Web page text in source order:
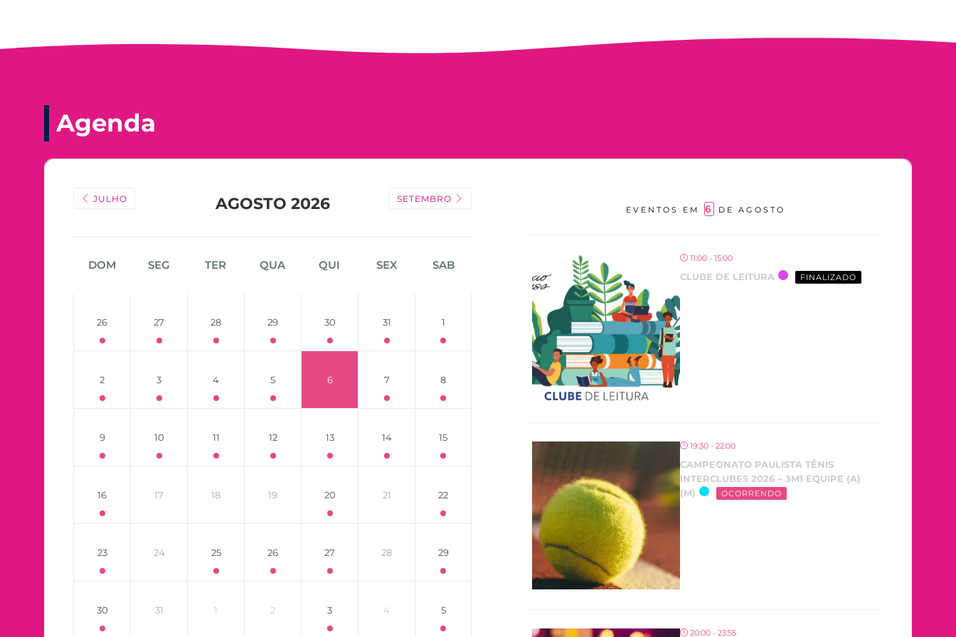
Agenda
JULHO AGOSTO 2026 SETEMBRO
DOM SEG TER QUA QUI SEX SAB
26 27 28 29 30 31 1
2 3 4 5 6 7 8
9 10 11 12 13 14 15
16 17 18 19 20 21 22
23 24 25 26 27 28 29
30 31 1 2 3 4 5
EVENTOS EM 6 DE AGOSTO
11:00 - 15:00
CLUBE DE LEITURA FINALIZADO
19:30 - 22:00
CAMPEONATO PAULISTA TÊNIS
INTERCLUBES 2026 – 3M1 EQUIPE (A)
(M)
OCORRENDO
20:00 - 23:55